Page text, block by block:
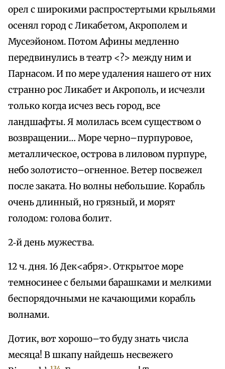
орел с широкими распростертыми крыльями
осенял город с Ликабетом, Акрополем и
Мусеэйоном. Потом Афины медленно
передвинулись в театр <?> между ним и
Парнасом. И по мере удаления нашего от них
странно рос Ликабет и Акрополь, и исчезли
только когда исчез весь город, все
ландшафты. Я молилась всем существом о
возвращении… Море черно–пурпуровое,
металлическое, острова в лиловом пурпуре,
небо золотисто–огненное. Ветер посвежел
после заката. Но волны небольшие. Корабль
очень длинный, но грязный, и морят
голодом: голова болит.
2‑й день мужества.
12 ч. дня. 16 Дек<абря>. Открытое море
темносинее с белыми барашками и мелкими
беспорядочными не качающими корабль
волнами.
Дотик, вот хорошо–то буду знать числа
месяца! В шкапу найдешь несвежего